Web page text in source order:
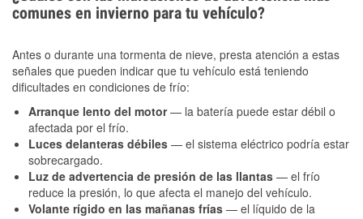
comunes en invierno para tu vehículo?
Antes o durante una tormenta de nieve, presta atención a estas
señales que pueden indicar que tu vehículo está teniendo
dificultades en condiciones de frío:
Arranque lento del motor— la batería puede estar débil o
afectada por el frío.
Luces delanteras débiles — el sistema eléctrico podría estar
sobrecargado.
Luz de advertencia de presión de las llantas — el frío
reduce la presión, lo que afecta el manejo del vehículo.
Volante rígido en las mañanas frías — el líquido de la